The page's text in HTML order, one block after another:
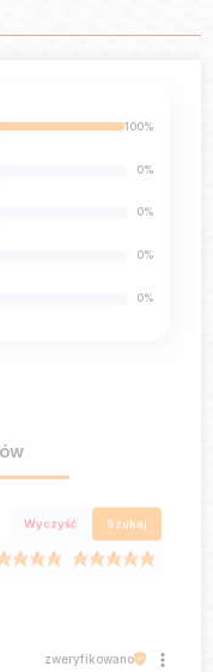
100%
0%
0%
0%
0%
Wyczyść Szukaj
zweryfikowano